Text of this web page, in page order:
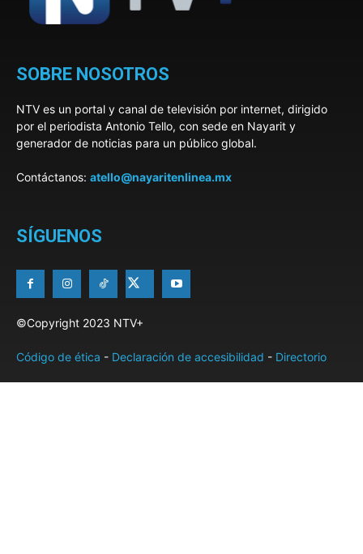
SOBRE NOSOTROS
NTV es un portal y canal de televisión por internet, dirigido
por el periodista Antonio Tello, con sede en Nayarit y
generador de noticias para un público global.
Contáctanos: atello@nayaritenlinea.mx
SÍGUENOS
©Copyright 2023 NTV+
Código de ética - Declaración de accesibilidad - Directorio